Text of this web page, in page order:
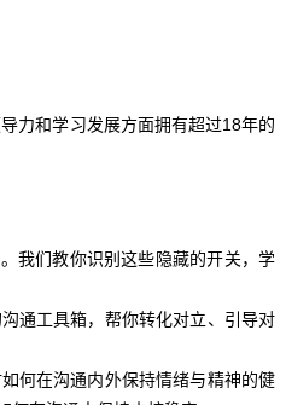
力和学习发展方面拥有超过18年的
我们教你识别这些隐藏的开关，学
通工具箱，帮你转化对立、引导对
何在沟通内外保持情绪与精神的健